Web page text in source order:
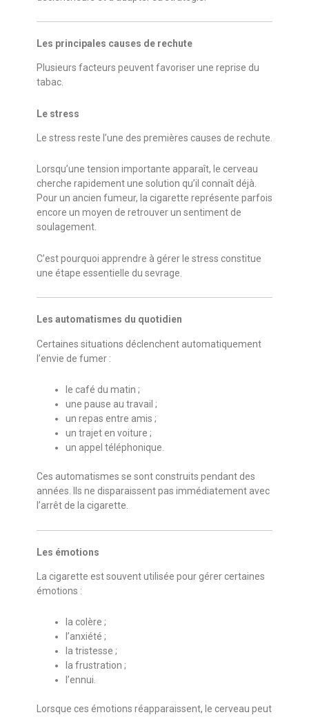
Les principales causes de rechute
Plusieurs facteurs peuvent favoriser une reprise du
tabac.
Le stress
Le stress reste l’une des premières causes de rechute.
Lorsqu’une tension importante apparaît, le cerveau
cherche rapidement une solution qu’il connaît déjà.
Pour un ancien fumeur, la cigarette représente parfois
encore un moyen de retrouver un sentiment de
soulagement.
C’est pourquoi apprendre à gérer le stress constitue
une étape essentielle du sevrage.
Les automatismes du quotidien
Certaines situations déclenchent automatiquement
l’envie de fumer :
le café du matin ;
une pause au travail ;
un repas entre amis ;
un trajet en voiture ;
un appel téléphonique.
Ces automatismes se sont construits pendant des
années. Ils ne disparaissent pas immédiatement avec
l’arrêt de la cigarette.
Les émotions
La cigarette est souvent utilisée pour gérer certaines
émotions :
la colère ;
l’anxiété ;
la tristesse ;
la frustration ;
l’ennui.
Lorsque ces émotions réapparaissent, le cerveau peut